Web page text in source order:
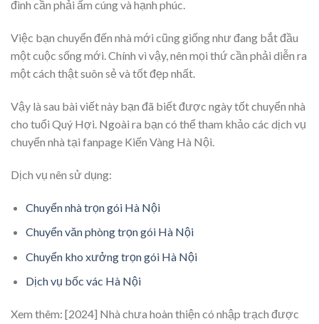
đình cần phải ấm cúng và hạnh phúc.
Việc bạn chuyển đến nhà mới cũng giống như đang bắt đầu
một cuộc sống mới. Chính vì vậy, nên mọi thứ cần phải diễn ra
một cách thật suôn sẻ và tốt đẹp nhất.
Vậy là sau bài viết này bạn đã biết được ngày tốt chuyển nhà
cho tuổi Quý Hợi. Ngoài ra bạn có thể tham khảo các dịch vụ
chuyển nhà tại fanpage Kiến Vàng Hà Nội.
Dịch vụ nên sử dụng:
Chuyển nhà trọn gói Hà Nội
Chuyển văn phòng trọn gói Hà Nội
Chuyển kho xưởng trọn gói Hà Nội
Dịch vụ bốc vác Hà Nội
Xem thêm: [2024] Nhà chưa hoàn thiện có nhập trạch được